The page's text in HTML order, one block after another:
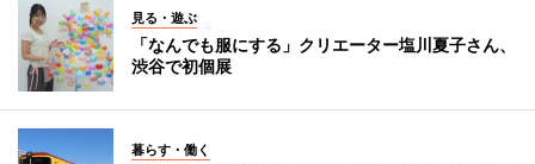
見る・遊ぶ
「なんでも服にする」クリエーター塩川夏子さん、
渋谷で初個展
暮らす・働く